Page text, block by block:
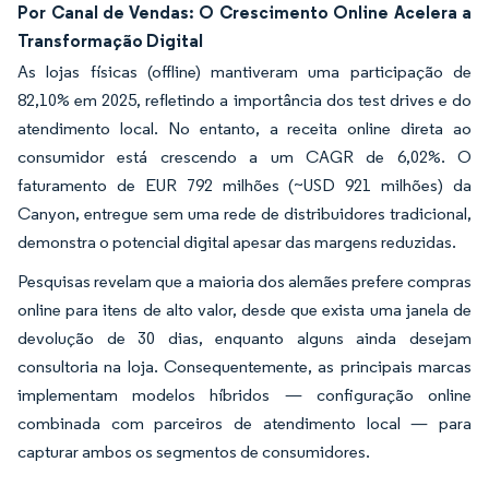
Por Canal de Vendas: O Crescimento Online Acelera a
Transformação Digital
As lojas físicas (offline) mantiveram uma participação de
82,10% em 2025, refletindo a importância dos test drives e do
atendimento local. No entanto, a receita online direta ao
consumidor está crescendo a um CAGR de 6,02%. O
faturamento de EUR 792 milhões (~USD 921 milhões) da
Canyon, entregue sem uma rede de distribuidores tradicional,
demonstra o potencial digital apesar das margens reduzidas.
Pesquisas revelam que a maioria dos alemães prefere compras
online para itens de alto valor, desde que exista uma janela de
devolução de 30 dias, enquanto alguns ainda desejam
consultoria na loja. Consequentemente, as principais marcas
implementam modelos híbridos — configuração online
combinada com parceiros de atendimento local — para
capturar ambos os segmentos de consumidores.